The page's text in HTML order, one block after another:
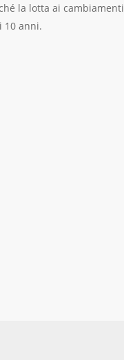
la lotta ai cambiamenti
10 anni.